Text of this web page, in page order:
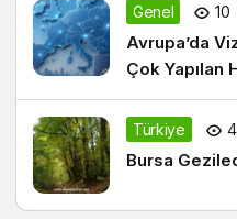
Genel 10
Avrupa’da
Çok Yapılan
Türkiye
Bursa